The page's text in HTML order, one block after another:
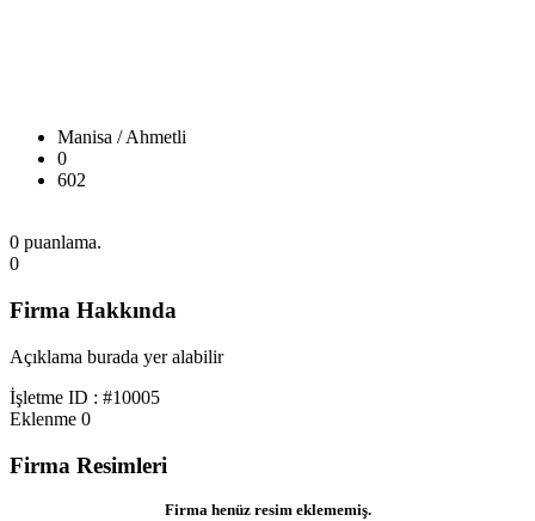
Manisa / Ahmetli
0
602
0 puanlama.
0
Firma Hakkında
Açıklama burada yer alabilir
İşletme ID : #10005
Eklenme 0
Firma Resimleri
Firma henüz resim eklememiş.